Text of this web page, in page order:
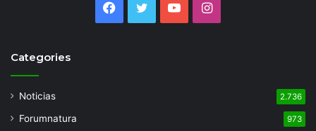
Facebook
TwitterYouTubeInstagram
Categories
Noticias 2.736
Forumnatura 973